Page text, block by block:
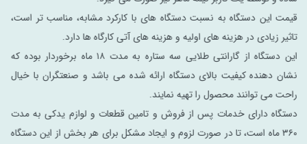
قیمت این دستگاه به نسبت دستگاه‌ های با کارکرد مشابه، مناسب تر است،
تاثیر زیادی در هزینه های اولیه و هزینه های آتی کارگاه ها دارد.
این دستگاه‌ از گارانتی طلایی سه ستاره به مدت ۱۸ ماه برخوردار بوده که
نشان دهنده کیفیت بالای دستگاه ارائه شده می باشد و صنعتگران با خیال
راحت می توانند محصول را تهیه نمایند.
دستگاه دارای خدمات پس از فروش و تامین قطعات و لوازم یدکی به مدت
۳۶۰ ماه است، تا در صورت لزوم و ایجاد مشکل برای هر بخش از این دستگاه